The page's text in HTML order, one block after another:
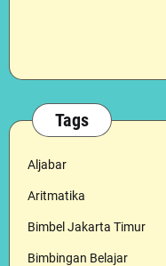
Tags
Aljabar
Aritmatika
Bimbel Jakarta Timur
Bimbingan Belajar